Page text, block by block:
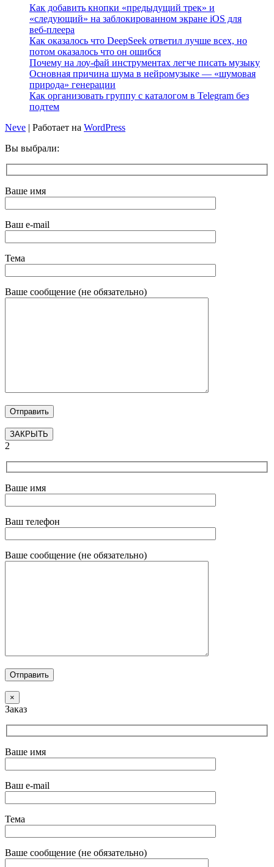
Как добавить кнопки «предыдущий трек» и
«следующий» на заблокированном экране iOS для
веб‑плеера
Как оказалось что DeepSeek ответил лучше всех, но
потом оказалось что он ошибся
Почему на лоу-фай инструментах легче писать музыку
Основная причина шума в нейромузыке — «шумовая
природа» генерации
Как организовать группу с каталогом в Telegram без
подтем
Neve | Работает на WordPress
Вы выбрали:
Ваше имя
Ваш e-mail
Тема
Ваше сообщение (не обязательно)
ЗАКРЫТЬ
2
Ваше имя
Ваш телефон
Ваше сообщение (не обязательно)
×
Заказ
Ваше имя
Ваш e-mail
Тема
Ваше сообщение (не обязательно)